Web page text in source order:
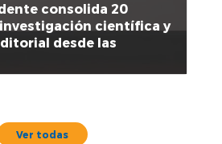
consolida 20
científica y
desde las
Ver todas